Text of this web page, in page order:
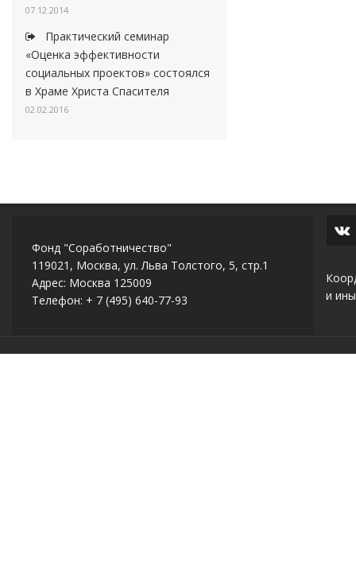
07.12.2014
Практический семинар
«Оценка эффективности
социальных проектов» состоялся
в Храме Христа Спасителя
02.02.2016
Фонд "Соработничество"
119021, Москва, ул. Льва Толстого, 5, стр.1
Адрес: Москва 125009
Телефон: + 7 (495) 640-77-93
и